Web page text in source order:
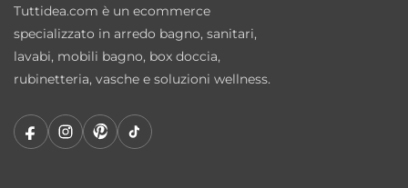
pulire
La ceramica Kerasan garantisce elevata
pulizia e mantenimento della qualità
estetica nel tempo.
Tuttidea.com è un ecommerce
specializzato in arredo bagno, sanitari,
lavabi, mobili bagno, box doccia,
rubinetteria, vasche e soluzioni wellness.